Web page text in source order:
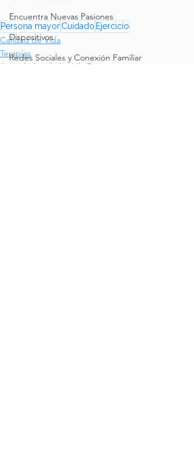
Encuentra Nuevas Pasiones
Dispositivos
Redes Sociales y Conexión Familiar
Persona mayorCuidado Ejercicio
Calidad de Vida
Terapias
Actividades de la Vida Diaria